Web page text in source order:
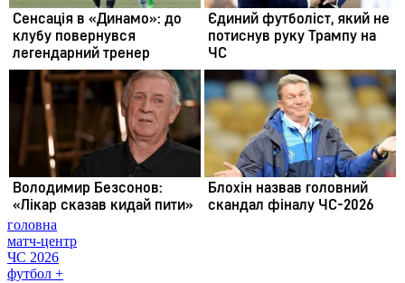
головна
матч-центр
ЧС 2026
футбол +